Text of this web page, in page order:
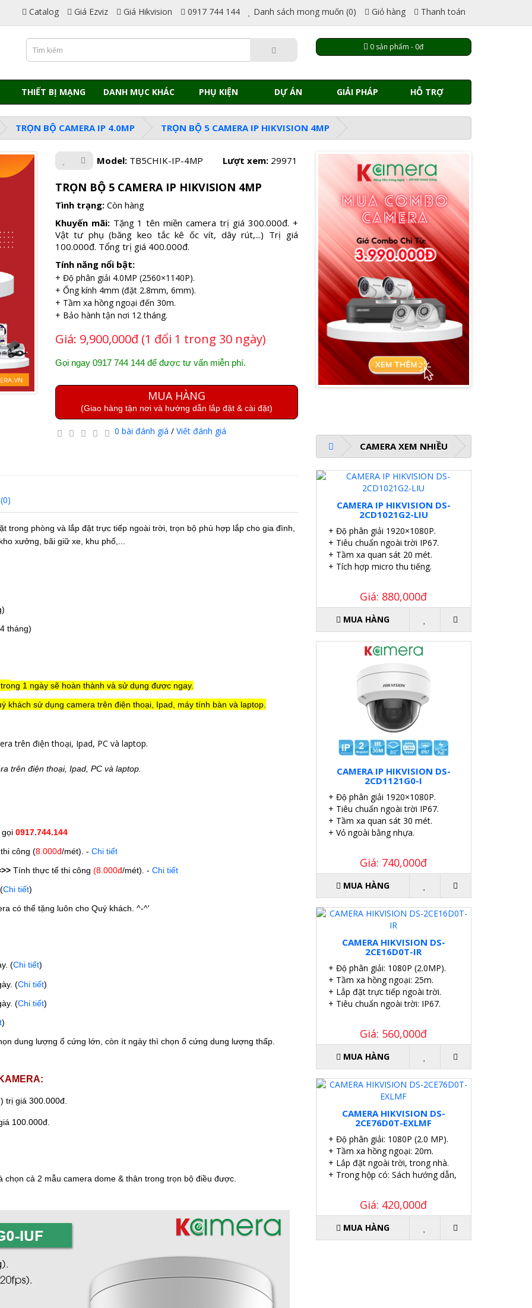
Catalog Giá Ezviz Giá Hikvision 0917 744 144 Danh sách mong muốn (0) Giỏ hàng Thanh toán
0 sản phẩm - 0đ
THIẾT BỊ MẠNG DANH MỤC KHÁC PHỤ KIỆN DỰ ÁN GIẢI PHÁP HỖ TRỢ
TRỌN BỘ CAMERA IP 4.0MP TRỌN BỘ 5 CAMERA IP HIKVISION 4MP
Model: TB5CHIK-IP-4MP Lượt xem: 29971
TRỌN BỘ 5 CAMERA IP HIKVISION 4MP
Tình trạng: Còn hàng
Khuyến mãi: Tặng 1 tên miền camera trị giá 300.000đ. +
Vật tư phụ (băng keo tắc kê ốc vít, dây rút,...) Trị giá
100.000đ. Tổng trị giá 400.000đ.
Tính năng nổi bật:
+ Độ phân giải 4.0MP (2560×1140P).
+ Ống kính 4mm (đặt 2.8mm, 6mm).
+ Tầm xa hồng ngoại đến 30m.
+ Bảo hành tận nơi 12 tháng.
Giá: 9,900,000đ (1 đổi 1 trong 30 ngày)
Gọi ngay 0917 744 144 để được tư vấn miễn phí.
MUA HÀNG
(Giao hàng tận nơi và hướng dẫn lắp đặt & cài đặt)
0 bài đánh giá / Viết đánh giá
trong phòng và lắp đặt trực tiếp ngoài trời, trọn bộ phù hợp lắp cho gia đình,
xưởng, bãi giữ xe, khu phố,...
tháng)
ng 1 ngày sẽ hoàn thành và sử dụng được ngay.
khách sử dụng camera trên điện thoại, Ipad, máy tính bàn và laptop.
trên điện thoại, Ipad, PC và laptop.
gọi 0917.744.144
công (8.000đ/mét). - Chi tiết
Tính thực tế thi công (8.000đ/mét). - Chi tiết
Chi tiết)
có thể tặng luôn cho Quý khách. ^-^'
(Chi tiết)
(Chi tiết)
(Chi tiết)
)
dung lượng ổ cứng lớn, còn ít ngày thì chọn ổ cứng dung lượng thấp.
trị giá 300.000đ.
100.000đ.
cả 2 mẫu camera dome & thân trong trọn bộ điều được.
CAMERA XEM NHIỀU
CAMERA IP HIKVISION DS-
2CD1021G2-LIU
+ Độ phân giải 1920×1080P.
+ Tiêu chuẩn ngoài trời IP67.
+ Tầm xa quan sát 20 mét.
+ Tích hợp micro thu tiếng.
Giá: 880,000đ
MUA HÀNG
CAMERA IP HIKVISION DS-
2CD1121G0-I
+ Độ phân giải 1920×1080P.
+ Tiêu chuẩn ngoài trời IP67.
+ Tầm xa quan sát 30 mét.
+ Vỏ ngoài bằng nhựa.
Giá: 740,000đ
MUA HÀNG
CAMERA HIKVISION DS-
2CE16D0T-IR
+ Độ phân giải: 1080P (2.0MP).
+ Tầm xa hồng ngoại: 25m.
+ Lắp đặt trực tiếp ngoài trời.
+ Tiêu chuẩn ngoài trời: IP67.
Giá: 560,000đ
MUA HÀNG
CAMERA HIKVISION DS-
2CE76D0T-EXLMF
+ Độ phân giải: 1080P (2.0 MP).
+ Tầm xa hồng ngoại: 20m.
+ Lắp đặt ngoài trời, trong nhà.
+ Trong hộp có: Sách hướng dẫn, Ốc vít tắc kê.
Giá: 420,000đ
MUA HÀNG